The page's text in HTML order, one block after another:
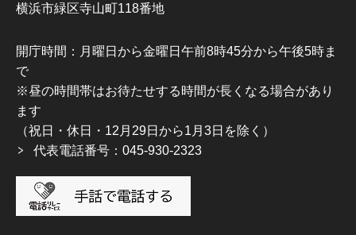
横浜市緑区寺山町118番地
開庁時間：月曜日から金曜日午前8時45分から午後5時ま
で
※昼の時間帯はお待たせする時間が長くなる場合があり
ます
（祝日・休日・12月29日から1月3日を除く）
代表電話番号：045-930-2323